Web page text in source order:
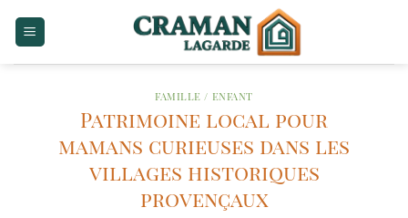
FAMILLE / ENFANT
Patrimoine local pour
mamans curieuses dans les
villages historiques
provençaux